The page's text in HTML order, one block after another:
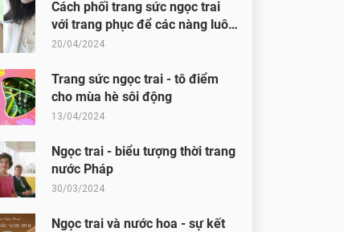
Cách phối trang sức ngọc trai
với trang phục để các nàng luôn
toả sáng
20/04/2024
Trang sức ngọc trai - tô điểm
cho mùa hè sôi động
13/04/2024
Ngọc trai - biểu tượng thời trang
nước Pháp
30/03/2024
Ngọc trai và nước hoa - sự kết